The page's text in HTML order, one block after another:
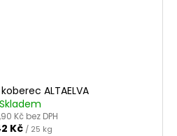
ALTAELVA
Skladem
Kč bez DPH
Kč / 25 kg